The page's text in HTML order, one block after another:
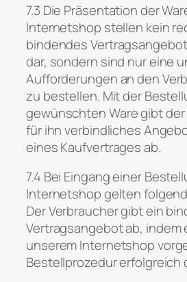
7.3 Die Präsentation der
Internetshop stellen kein
bindendes
dar, sondern sind nur eine
Aufforderungen an den
zu bestellen. Mit der
gewünschten Ware gibt
für ihn verbindliches
eines Kaufvertrages ab.
7.4 Bei Eingang einer
Internetshop gelten
Der Verbraucher gibt ein
Vertragsangebot ab, indem
unserem Internetshop
Bestellprozedur erfolgreich